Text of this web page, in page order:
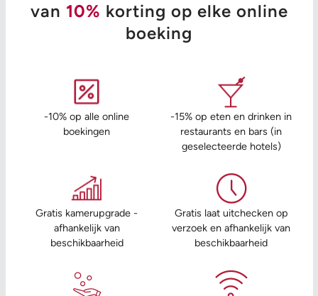
van 10% korting op elke online
boeking
-10% op alle online
boekingen
-15% op eten en drinken in
restaurants en bars (in
geselecteerde hotels)
Gratis kamerupgrade -
afhankelijk van
beschikbaarheid
Gratis laat uitchecken op
verzoek en afhankelijk van
beschikbaarheid